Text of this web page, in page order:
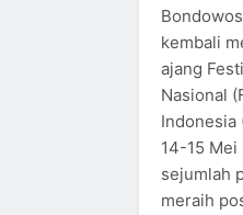
kembali
ajang
Nasional
Indonesia
14-15
sejumlah
meraih